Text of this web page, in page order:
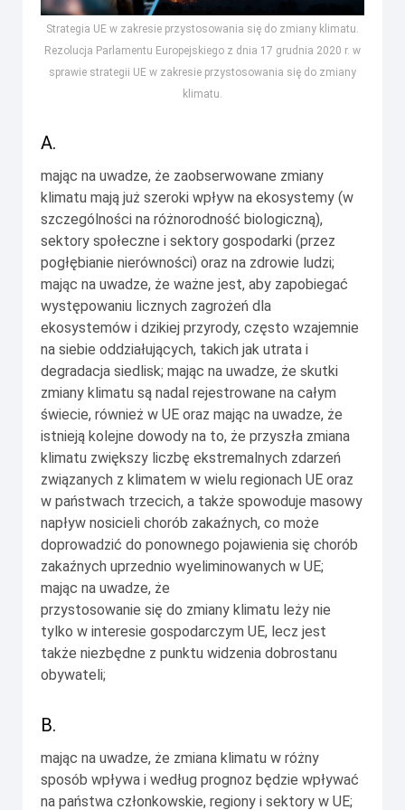
Strategia UE w zakresie przystosowania się do zmiany klimatu.
Rezolucja Parlamentu Europejskiego z dnia 17 grudnia 2020 r. w
sprawie strategii UE w zakresie przystosowania się do zmiany
klimatu.
A.
mając na uwadze, że zaobserwowane zmiany
klimatu mają już szeroki wpływ na ekosystemy (w
szczególności na różnorodność biologiczną),
sektory społeczne i sektory gospodarki (przez
pogłębianie nierówności) oraz na zdrowie ludzi;
mając na uwadze, że ważne jest, aby zapobiegać
występowaniu licznych zagrożeń dla
ekosystemów i dzikiej przyrody, często wzajemnie
na siebie oddziałujących, takich jak utrata i
degradacja siedlisk; mając na uwadze, że skutki
zmiany klimatu są nadal rejestrowane na całym
świecie, również w UE oraz mając na uwadze, że
istnieją kolejne dowody na to, że przyszła zmiana
klimatu zwiększy liczbę ekstremalnych zdarzeń
związanych z klimatem w wielu regionach UE oraz
w państwach trzecich, a także spowoduje masowy
napływ nosicieli chorób zakaźnych, co może
doprowadzić do ponownego pojawienia się chorób
zakaźnych uprzednio wyeliminowanych w UE;
mając na uwadze, że
przystosowanie się do zmiany klimatu leży nie
tylko w interesie gospodarczym UE, lecz jest
także niezbędne z punktu widzenia dobrostanu
obywateli;
B.
mając na uwadze, że zmiana klimatu w różny
sposób wpływa i według prognoz będzie wpływać
na państwa członkowskie, regiony i sektory w UE;